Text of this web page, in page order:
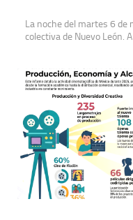
La noche del martes 6 de
colectiva de Nuevo León.